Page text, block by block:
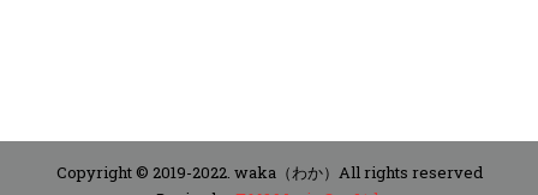
Copyright © 2019-2022. waka（わか）All rights reserved